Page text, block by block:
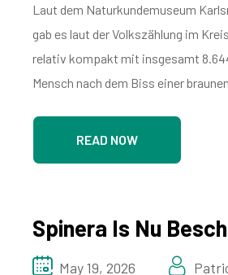
Laut dem Naturkundemuseum
gab es laut der Volkszählung im
relativ kompakt mit insgesamt
Mensch nach dem Biss einer
READ NOW
Spinera Is Nu
May 19, 2026